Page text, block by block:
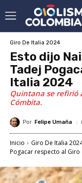
Giro De Italia 2024
Esto dijo
Tadej
Italia 2024
Quintana se refirió
Cómbita.
Por Felipe Umaña
Inicio Giro De Italia
Pogacar respecto al Giro